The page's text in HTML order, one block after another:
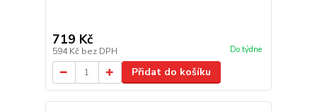
719 Kč
594 Kč bez DPH Do týdne
Přidat do košíku